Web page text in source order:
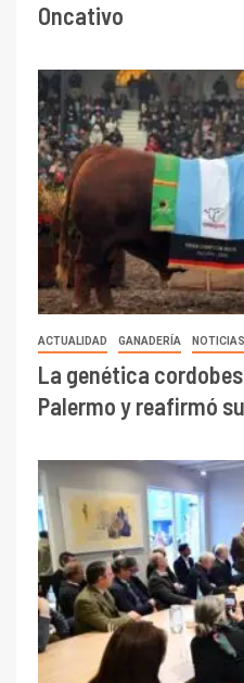
Oncativo
ACTUALIDAD GANADERÍA NOTICIAS
La genética
Palermo y reafirmó